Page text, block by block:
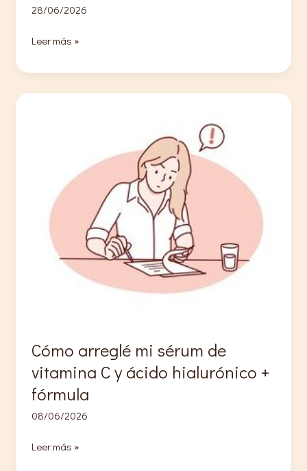
28/06/2026
Cómo
el
Leer más »
Cómo arreglé mi sérum de
vitamina C y ácido hialurónico +
fórmula
08/06/2026
Cómo
Leer más »